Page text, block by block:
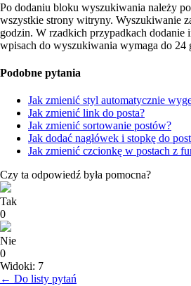
Po dodaniu bloku wyszukiwania należy
wszystkie strony witryny. Wyszukiwanie
godzin. W rzadkich przypadkach dodanie
wpisach do wyszukiwania wymaga do 24
Podobne pytania
Jak zmienić styl automatycznie
Jak zmienić link do posta?
Jak zmienić sortowanie postów?
Jak dodać nagłówek i stopkę do
Jak zmienić czcionkę w postach z
Czy ta odpowiedź była pomocna?
Tak
0
Nie
0
Widoki: 7
← Do listy pytań